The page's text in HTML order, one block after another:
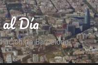
Día
de Barcelona